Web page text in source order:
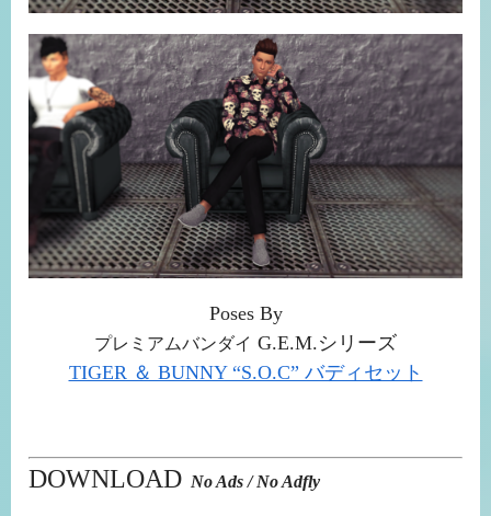
Poses By
プレミアムバンダイ G.E.M.シリーズ
TIGER ＆ BUNNY “S.O.C” バディセット
DOWNLOAD No Ads / No Adfly